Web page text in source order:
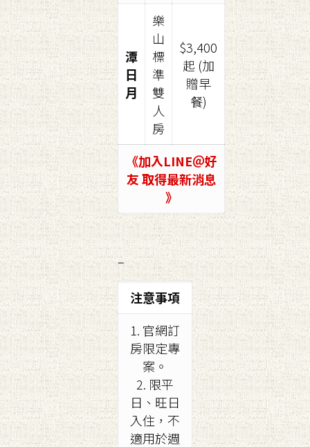
潭
日
月
樂
山
標
準
雙
人
房
$3,400
起 (加
贈早
餐)
《加入LINE＠好
友 取得最新消息
》
–
注意事項
1. 官網訂
房限定專
案。
2. 限平
日、旺日
入住，不
適用於週